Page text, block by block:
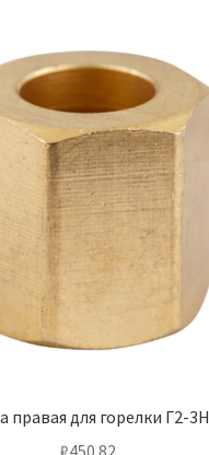
правая для горелки Г2-3Н
₽450.82